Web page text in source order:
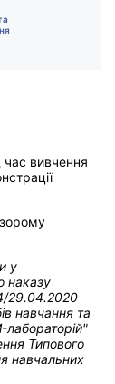
час вивчення
у
наказу
29.04.2020
навчання та
лабораторій"
Типового
навчальних